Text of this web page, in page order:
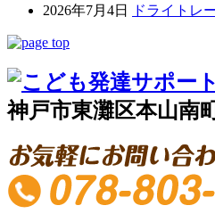
2026年7月4日
ドライトレ
神戸市東灘区本山南